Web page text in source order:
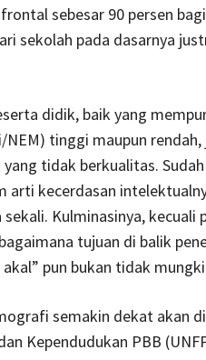
sebesar 90 persen
sekolah pada dasarnya
didik, baik yang
tinggi maupun
tidak berkualitas.
arti kecerdasan
Kulminasinya, kecuali
tujuan di balik
pun bukan tidak
semakin dekat akan
Kependudukan PBB